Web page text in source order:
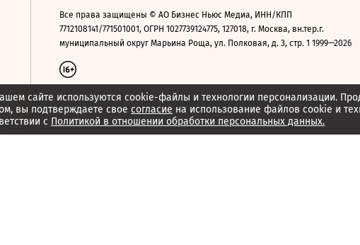
сайте используются cookie-файлы и технологии персонализации.
вы подтверждаете свое согласие на использование файлов cookie и
с Политикой в отношении обработки персональных данных.
Все права защищены © АО Бизнес Ньюс Медиа, ИНН/КПП
7712108141/771501001, ОГРН 1027739124775, 127018, г. Москва, вн.тер.г.
муниципальный округ Марьина Роща, ул. Полковая, д. 3, стр. 1 1999—2026